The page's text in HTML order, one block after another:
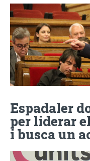
Espadaler
per liderar
i busca un